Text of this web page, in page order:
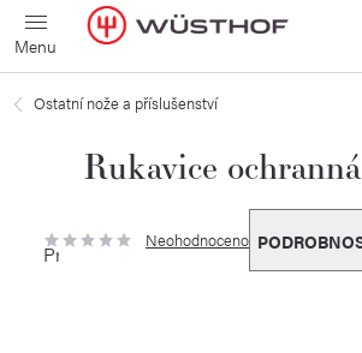
Přejít
na
obsah
Ostatní nože a příslušenství
Rukavice
Průměrné
hodnocení
Neohodnoceno